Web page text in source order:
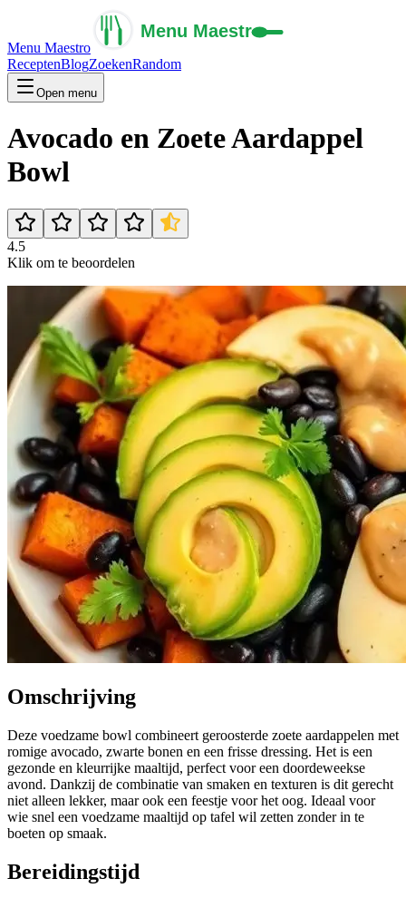
Menu Maestro
ReceptenBlogZoekenRandom
Open menu
Avocado en Zoete Aardappel
Bowl
4.5
Klik om te beoordelen
Omschrijving
Deze voedzame bowl combineert geroosterde zoete aardappelen met
romige avocado, zwarte bonen en een frisse dressing. Het is een
gezonde en kleurrijke maaltijd, perfect voor een doordeweekse
avond. Dankzij de combinatie van smaken en texturen is dit gerecht
niet alleen lekker, maar ook een feestje voor het oog. Ideaal voor
wie snel een voedzame maaltijd op tafel wil zetten zonder in te
boeten op smaak.
Bereidingstijd